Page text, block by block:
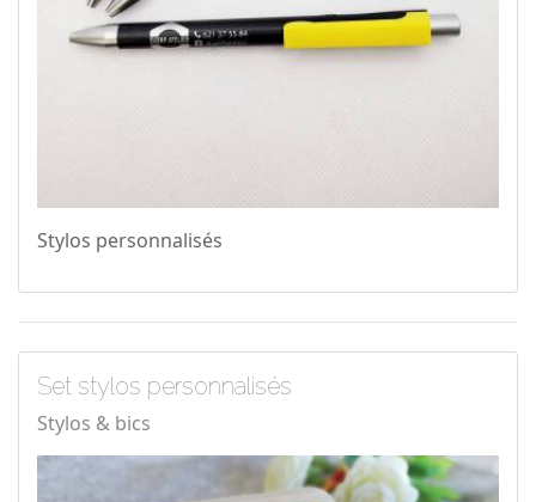
Stylos personnalisés
Set stylos personnalisés
Stylos & bics